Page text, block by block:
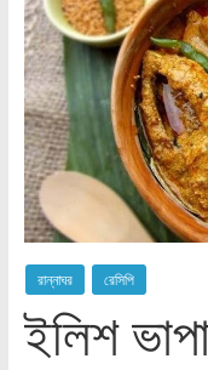
রান্নাঘর রেসিপি
ইলিশ